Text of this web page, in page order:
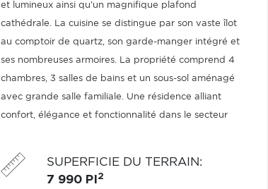
et lumineux ainsi qu'un magnifique plafond
cathédrale. La cuisine se distingue par son vaste îlot
au comptoir de quartz, son garde-manger intégré et
ses nombreuses armoires. La propriété comprend 4
chambres, 3 salles de bains et un sous-sol aménagé
avec grande salle familiale. Une résidence alliant
confort, élégance et fonctionnalité dans le secteur
SUPERFICIE DU TERRAIN:
7 990 PI 2